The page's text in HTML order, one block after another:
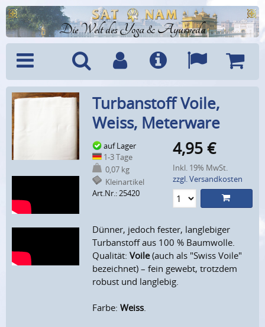
Die Welt des Yoga & Ayurveda
Menü SucheBenutzerkonto
Info Sprachen
Turbanstoff Voile,
Weiss, Meterware
auf Lager
1-3 Tage
0,07 kg
Kleinartikel
Art.Nr.: 25420
4,95 €
Inkl. 19% MwSt.
zzgl. Versandkosten
Dünner, jedoch fester, langlebiger
Turbanstoff aus 100 % Baumwolle.
Qualität:Voile(auch als "Swiss Voile"
bezeichnet) – fein gewebt, trotzdem
robust und langlebig.
Farbe:Weiss.